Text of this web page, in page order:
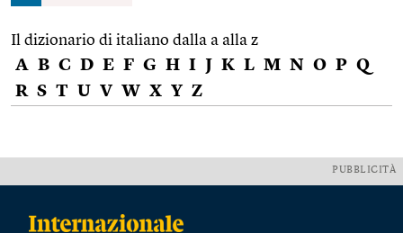
Il dizionario di italiano dalla a alla z
A B C D E F G H I J K L M N O P Q
R S T U V W X Y Z
PUBBLICITÀ